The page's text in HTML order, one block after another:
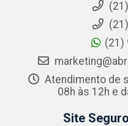
(21)
Atendimento de
08h às 12h e
Site Seguro